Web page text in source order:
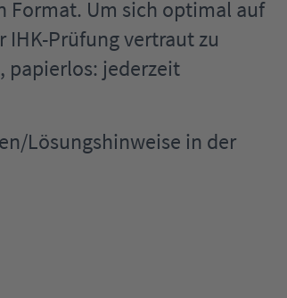
Format. Um sich optimal auf
Prüfung vertraut zu
papierlos: jederzeit
Lösungshinweise in der